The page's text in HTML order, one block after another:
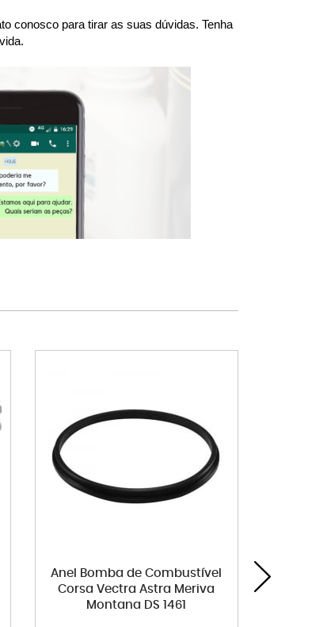
conosco para tirar as suas dúvidas. Tenha
Anel Bomba de Combustível
Corsa Vectra Astra Meriva
Montana DS 1461